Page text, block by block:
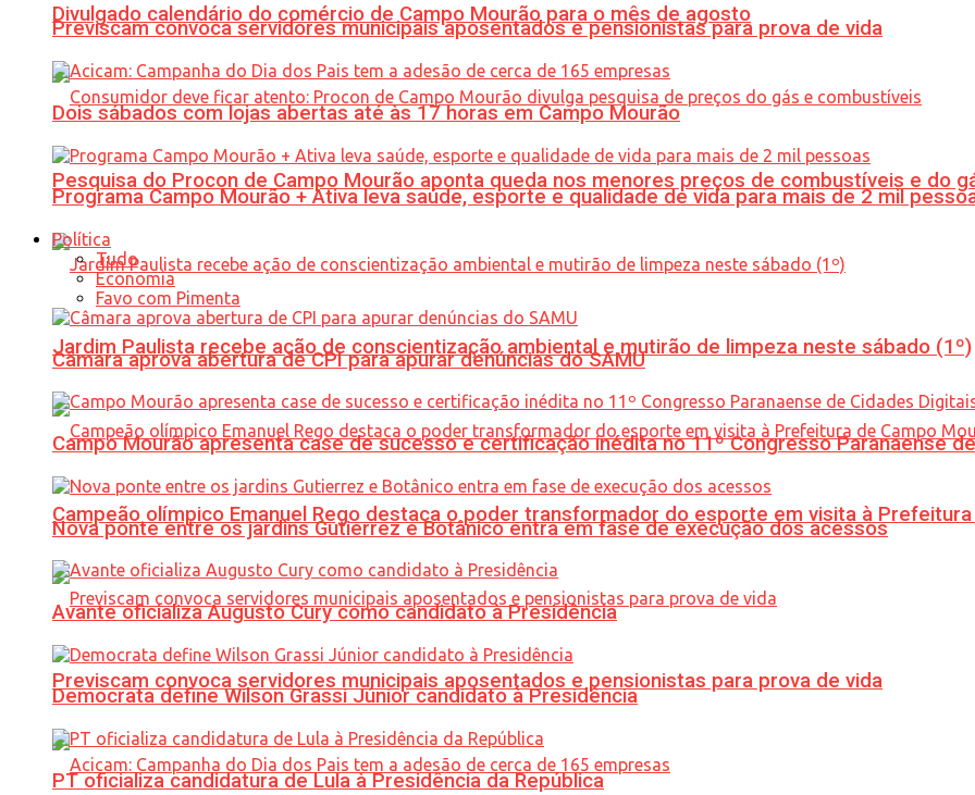
Divulgado calendário do comércio de Campo Mourão para o mês de agosto
Pesquisa do Procon de Campo Mourão aponta queda nos menores preços de combustíveis e do
Jardim Paulista recebe ação de conscientização ambiental e mutirão de limpeza neste sábado (1º)
Campeão olímpico Emanuel Rego destaca o poder transformador do esporte em visita à
Previscam convoca servidores municipais aposentados e pensionistas para prova de vida
Previscam convoca servidores municipais aposentados e pensionistas para prova de vida
Dois sábados com lojas abertas até às 17 horas em Campo Mourão
Programa Campo Mourão + Ativa leva saúde, esporte e qualidade de vida para mais de 2 mil
Política
Tudo
Economia
Favo com Pimenta
Câmara aprova abertura de CPI para apurar denúncias do SAMU
Campo Mourão apresenta case de sucesso e certificação inédita no 11º Congresso Paranaense
Nova ponte entre os jardins Gutierrez e Botânico entra em fase de execução dos acessos
Avante oficializa Augusto Cury como candidato à Presidência
Democrata define Wilson Grassi Júnior candidato à Presidência
PT oficializa candidatura de Lula à Presidência da República